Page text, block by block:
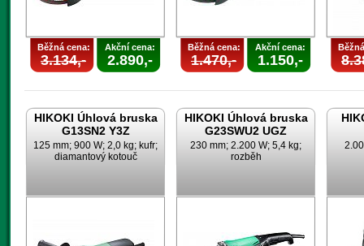
Běžná cena:
3.134,-
Akční cena:
2.890,-
Běžná cena:
1.470,-
Akční cena:
1.150,-
HIKOKI Úhlová bruska
G13SN2 Y3Z
125 mm; 900 W; 2,0 kg; kufr;
diamantový kotouč
HIKOKI Úhlová bruska
G23SWU2 UGZ
230 mm; 2.200 W; 5,4 kg;
rozběh